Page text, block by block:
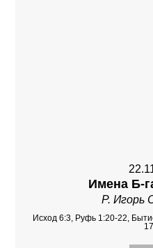
Имена Б-
Р. Игорь
Исход 6:3, Руфь 1:20-22,